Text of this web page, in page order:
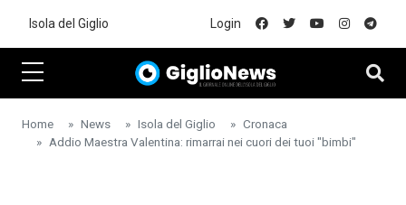
Isola del Giglio Login
Home News Isola del Giglio
Cronaca
Addio Maestra Valentina: rimarrai nei cuori dei tuoi "bimbi"